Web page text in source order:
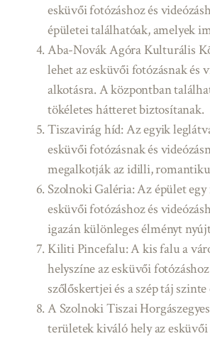
esküvői fotózáshoz és
épületei találhatóak, amelyek
Aba-Novák Agóra Kulturális
lehet az esküvői fotózásnak és
alkotásra. A központban
tökéletes hátteret biztosítanak.
Tiszavirág híd: Az egyik
esküvői fotózásnak és
megalkotják az idilli,
Szolnoki Galéria: Az épület
esküvői fotózáshoz és
igazán különleges élményt
Kiliti Pincefalu: A kis falu a
helyszíne az esküvői
szőlőskertjei és a szép táj
A Szolnoki Tiszai
területek kiváló hely az esküvői